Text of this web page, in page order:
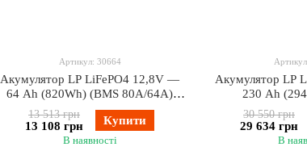
Артикул: 30664
Акумулятор LP LiFePO4 12,8V —
64 Ah (820Wh) (BMS 80A/64А)
пластик Smart BT
13 513 грн
13 108 грн Купити
В наявності
Акумулятор LP
230 Ah
100A/100А)
30 550 грн
29 634 грн
В